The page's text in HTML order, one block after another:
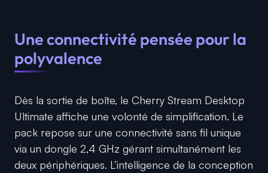
Une connectivité pensée pour la
polyvalence
Dès la sortie de boîte, le Cherry Stream Desktop
Ultimate affiche une volonté de simplification. Le
pack repose sur une connectivité sans fil unique
via un dongle 2,4 GHz gérant simultanément les
deux périphériques. L’intelligence de la conception